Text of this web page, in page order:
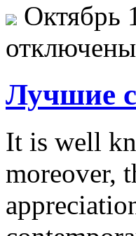
Октябрь
отключены
Лучшие
It is well
moreover,